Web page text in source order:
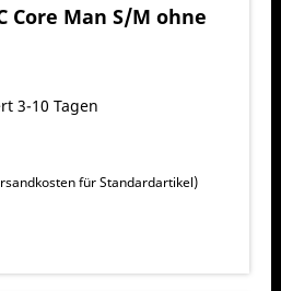
Core Man S/M ohne
3-10 Tagen
für Standardartikel)